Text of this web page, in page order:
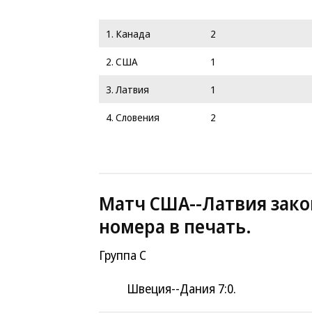
1. Канада 2
2. США
1
3. Латвия
1
4. Словения
2
Матч США--Латвия
номера в печать.
Группа C
Швеция--Дания 7:0.